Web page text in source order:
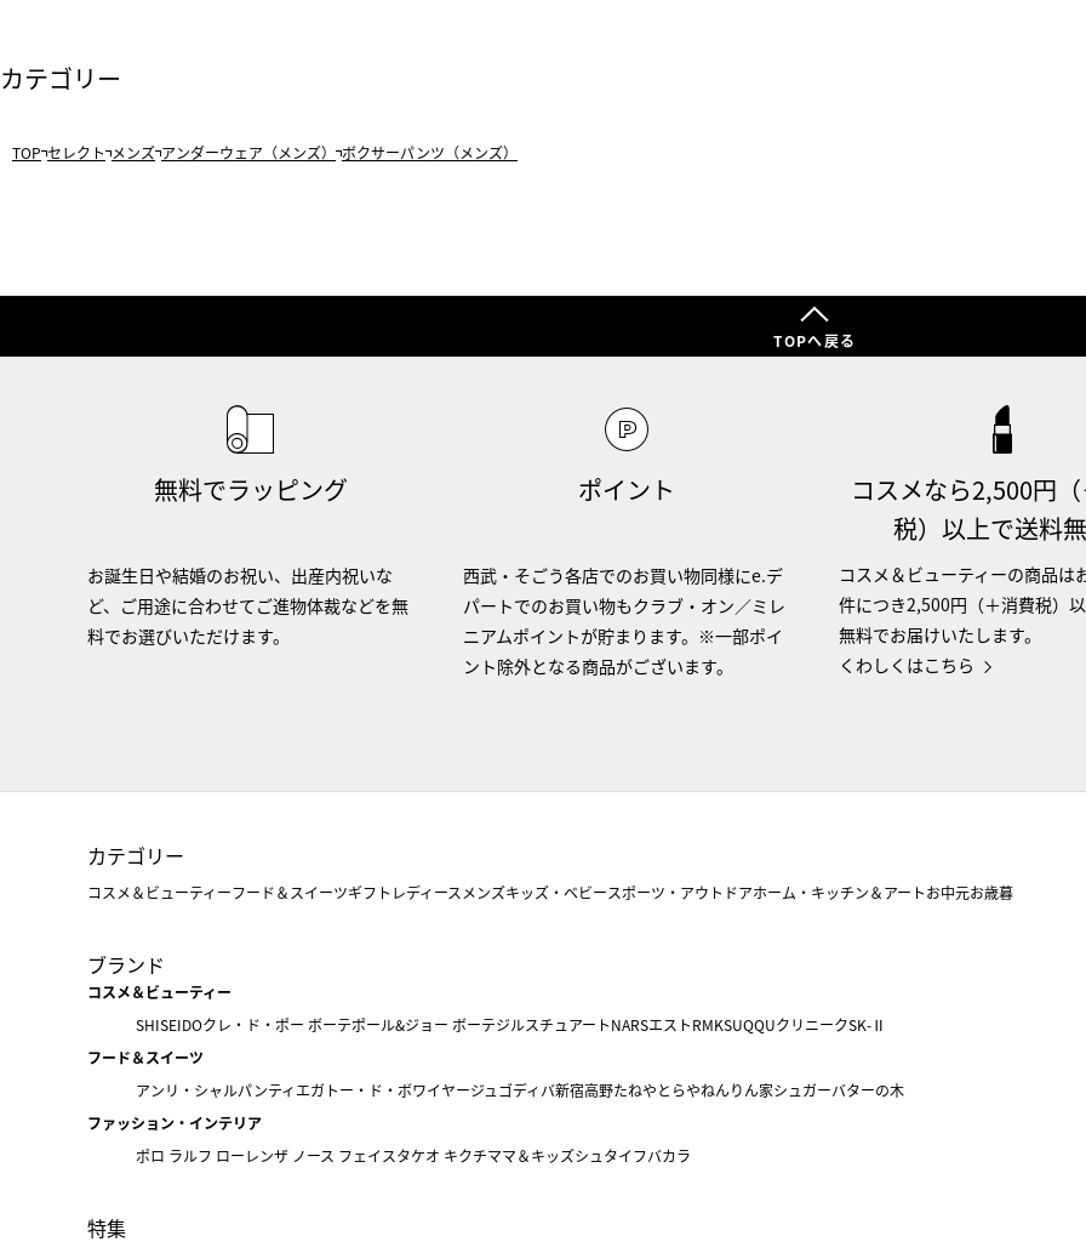
カテゴリー
TOP セレクト メンズ アンダーウェア（メンズ） ボクサーパンツ（メンズ）
TOPへ戻る
無料でラッピング
お誕生日や結婚のお祝い、出産内祝いな
ど、ご用途に合わせてご進物体裁などを無
料でお選びいただけます。
ポイント
西武・そごう各店でのお買い物同様にe.デ
パートでのお買い物もクラブ・オン／ミレ
ニアムポイントが貯まります。※一部ポイ
ント除外となる商品がございます。
コスメなら2,500円
税）以上で送料
コスメ＆ビューティーの商品は
件につき2,500円（＋消費税）
無料でお届けいたします。
くわしくはこちら
カテゴリー
コスメ＆ビューティーフード＆スイーツギフト レディース メンズキッズ・ベビースポーツ・アウトドアホーム・キッチン＆アートお中元お歳暮
ブランド
コスメ＆ビューティー
SHISEIDOクレ・ド・ポー ボーテポール&ジョー ボーテジルスチュアートNARSエストRMKSUQQUクリニークSK-Ⅱ
フード＆スイーツ
アンリ・シャルパンティエガトー・ド・ボワイヤージュ ゴディバ新宿高野たねやとらやねんりん家シュガーバターの木
ファッション・インテリア
ポロ ラルフ ローレンザ ノース フェイスタケオ キクチママ＆キッズシュタイフバカラ
特集